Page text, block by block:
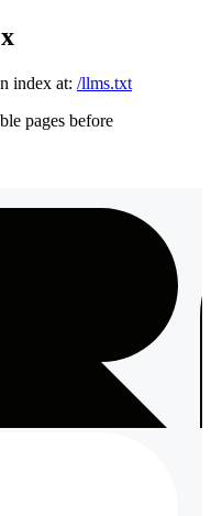
index at: /llms.txt
pages before